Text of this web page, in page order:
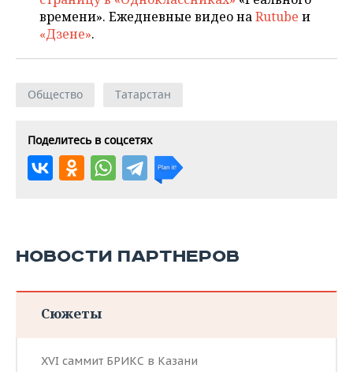
времени». Ежедневные видео наRutube и
«Дзене».
Общество Татарстан
Поделитесь в соцсетях
НОВОСТИ ПАРТНЕРОВ
Сюжеты
XVI саммит БРИКС в Казани